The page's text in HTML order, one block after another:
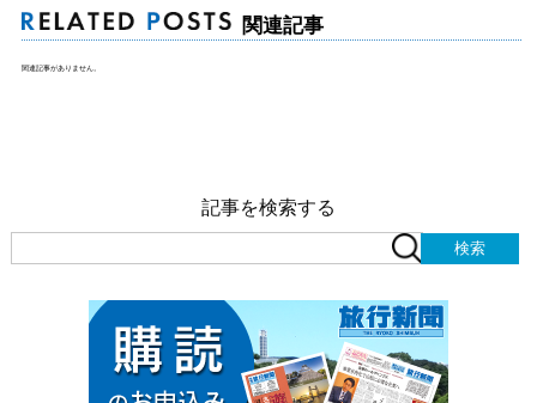
関連記事
関連記事がありません。
記事を検索する